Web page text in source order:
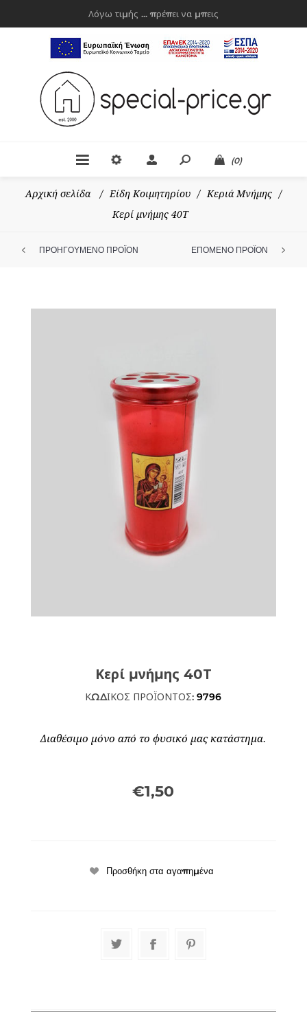
Λόγω τιμής ... πρέπει να μπεις
(0)
Αρχική σελίδα / Είδη Κοιμητηρίου / Κεριά Μνήμης
/
Κερί μνήμης 40Τ
ΠΡΟΗΓΟΥΜΕΝΟ ΠΡΟΪΟΝ ΕΠΟΜΕΝΟ ΠΡΟΪΟΝ
Κερί μνήμης 40Τ
ΚΩΔΙΚΟΣ ΠΡΟΪΟΝΤΟΣ: 9796
Διαθέσιμο μόνο από το φυσικό μας κατάστημα.
€1,50